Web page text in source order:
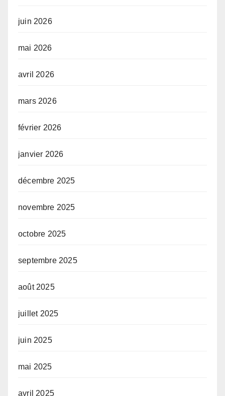
juin 2026
mai 2026
avril 2026
mars 2026
février 2026
janvier 2026
décembre 2025
novembre 2025
octobre 2025
septembre 2025
août 2025
juillet 2025
juin 2025
mai 2025
avril 2025